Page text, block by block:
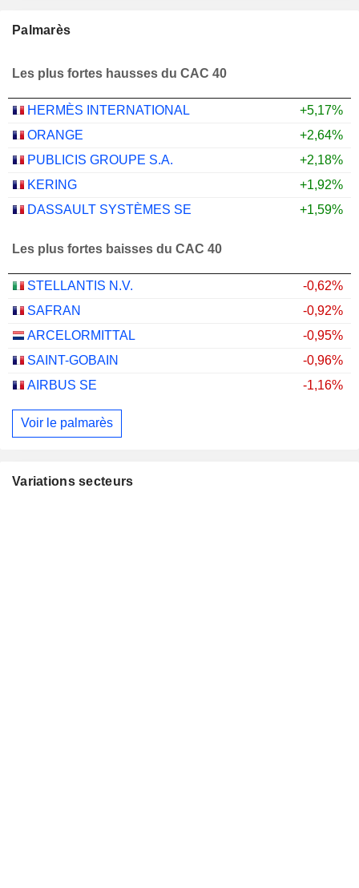
Palmarès
Les plus fortes hausses du CAC 40
HERMÈS INTERNATIONAL
+5,17%
ORANGE
+2,64%
PUBLICIS GROUPE S.A.
+2,18%
KERING
+1,92%
DASSAULT SYSTÈMES SE
+1,59%
Les plus fortes baisses du CAC 40
STELLANTIS N.V.
-0,62%
SAFRAN
-0,92%
ARCELORMITTAL
-0,95%
SAINT-GOBAIN
-0,96%
AIRBUS SE
-1,16%
Voir le palmarès
Variations secteurs